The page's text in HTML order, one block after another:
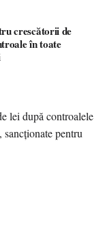
crescătorii de
în toate